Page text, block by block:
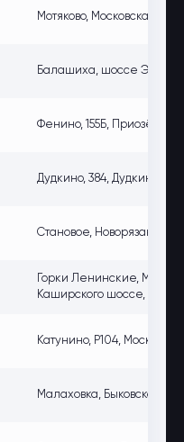
Мотяково, Московская
Балашиха, шоссе
Фенино, 155Б, Приозёрная
Дудкино, 384, Дудкино -1
Становое, Новорязанское
Горки Ленинские,
Каширского шоссе, левая
Катунино, Р104,
Малаховка, Быковское ш.,